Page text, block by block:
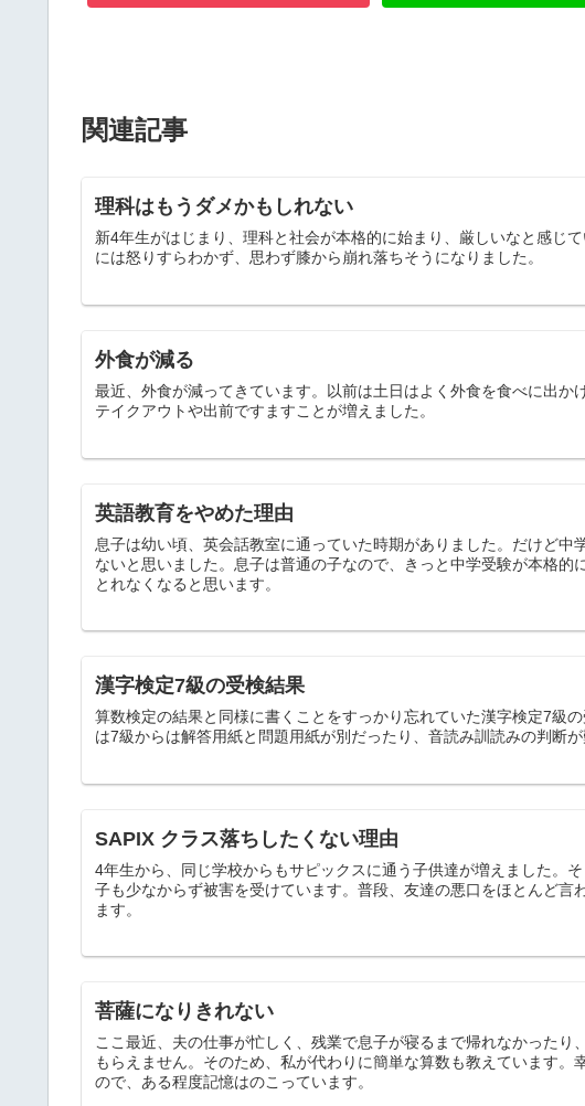
関連記事
理科はもうダメかもしれない
新4年生がはじまり、理科と社会が本格的に始まり、厳しいなと感じ
には怒りすらわかず、思わず膝から崩れ落ちそうになりました。
外食が減る
最近、外食が減ってきています。以前は土日はよく外食を食べに出か
テイクアウトや出前ですますことが増えました。
英語教育をやめた理由
息子は幼い頃、英会話教室に通っていた時期がありました。だけど
ないと思いました。息子は普通の子なので、きっと中学受験が本格
とれなくなると思います。
漢字検定7級の受検結果
算数検定の結果と同様に書くことをすっかり忘れていた漢字検定7級
は7級からは解答用紙と問題用紙が別だったり、音読み訓読みの判断
SAPIX クラス落ちしたくない理由
4年生から、同じ学校からもサピックスに通う子供達が増えました。
子も少なからず被害を受けています。普段、友達の悪口をほとんど
ます。
菩薩になりきれない
ここ最近、夫の仕事が忙しく、残業で息子が寝るまで帰れなかった
もらえません。そのため、私が代わりに簡単な算数も教えています
ので、ある程度記憶はのこっています。